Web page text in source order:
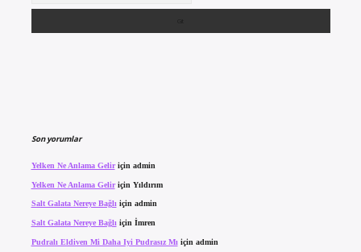
Son yorumlar
Yelken Ne Anlama Geliriçin admin
Yelken Ne Anlama Geliriçin Yıldırım
Salt Galata Nereye Bağlıiçin admin
Salt Galata Nereye Bağlı için İmren
Pudralı Eldiven Mi Daha Iyi Pudrasız Mı için admin